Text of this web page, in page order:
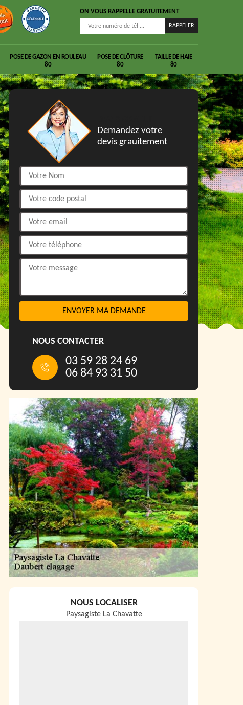
ON VOUS RAPPELLE GRATUITEMENT
POSE DE GAZON EN ROULEAU
80
POSE DE CLÔTURE
80
TAILLE DE HAIE
80
Demandez votre
devis grauitement
NOUS CONTACTER
03 59 28 24 69
06 84 93 31 50
NOUS LOCALISER
Paysagiste La Chavatte